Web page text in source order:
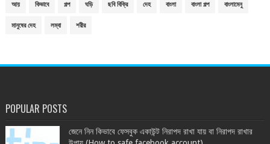
আয় কিভাবে গল্প ঘড়ি ছবি বিক্রি দেহ বাংলা বাংলা গল্প বাংলামেনু
মানুষের দেহ লম্বা শরীর
POPULAR POSTS
জেনে নিন কিভাবে ফেসবুক একাউন্ট নিরাপদ রাখা যায় বা নিরাপদ রাখার